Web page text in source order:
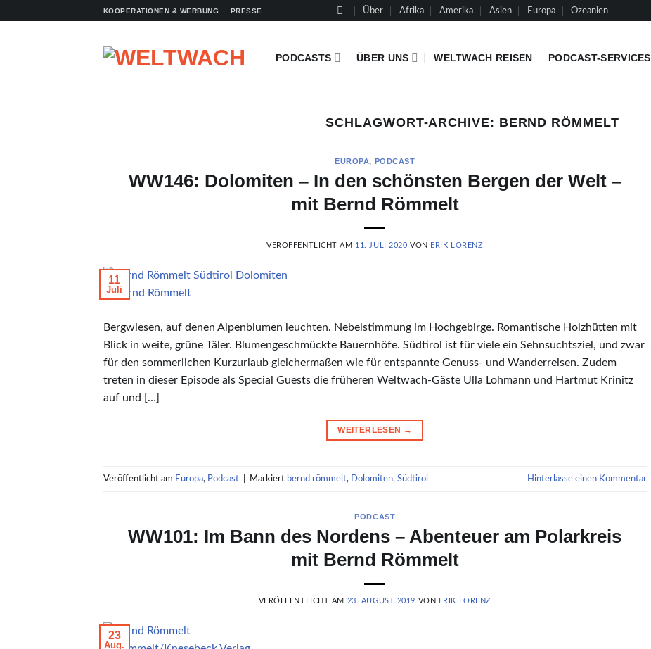
KOOPERATIONEN & WERBUNG PRESSE Über Afrika Amerika Asien Europa Ozeanien
PODCASTS ÜBER UNS WELTWACH REISEN PODCAST-SERVICES
SCHLAGWORT-ARCHIVE: BERND RÖMMELT
EUROPA, PODCAST
WW146: Dolomiten – In den schönsten Bergen der Welt –
mit Bernd Römmelt
VERÖFFENTLICHT AM 11. JULI 2020 VON ERIK LORENZ
© Bernd Römmelt
11
Juli
Bergwiesen, auf denen Alpenblumen leuchten. Nebelstimmung im Hochgebirge. Romantische Holzhütten mit
Blick in weite, grüne Täler. Blumengeschmückte Bauernhöfe. Südtirol ist für viele ein Sehnsuchtsziel, und zwar
für den sommerlichen Kurzurlaub gleichermaßen wie für entspannte Genuss- und Wanderreisen. Zudem
treten in dieser Episode als Special Guests die früheren Weltwach-Gäste Ulla Lohmann und Hartmut Krinitz
auf und […]
WEITERLESEN →
Veröffentlicht am Europa, Podcast Markiert bernd römmelt, Dolomiten, Südtirol Hinterlasse einen Kommentar
PODCAST
WW101: Im Bann des Nordens – Abenteuer am Polarkreis
mit Bernd Römmelt
VERÖFFENTLICHT AM 23. AUGUST 2019 VON ERIK LORENZ
23
Aug.